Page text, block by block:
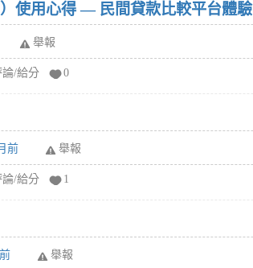
使用心得 — 民間貸款比較平台體驗
舉報
論/給分 0
前 舉報
論/給分 1
舉報